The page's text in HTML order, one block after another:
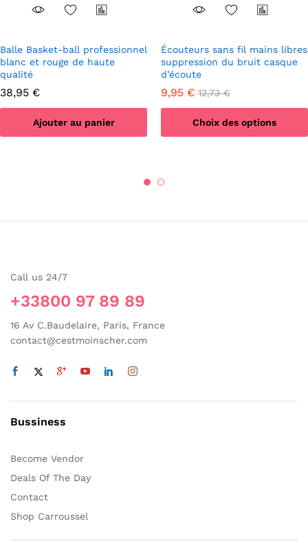
Balle Basket-ball professionnel
blanc et rouge de haute
qualité
38,95 €
Ajouter au panier
Écouteurs sans fil mains libres
suppression du bruit casque
d’écoute
9,95 € 12,73€
Choix des options
plusieurs
Les
page
Call us 24/7
+33800 97 89 89
16 Av C.Baudelaire, Paris, France
contact@cestmoinscher.com
Bussiness
Become Vendor
Deals Of The Day
Contact
Shop Carroussel